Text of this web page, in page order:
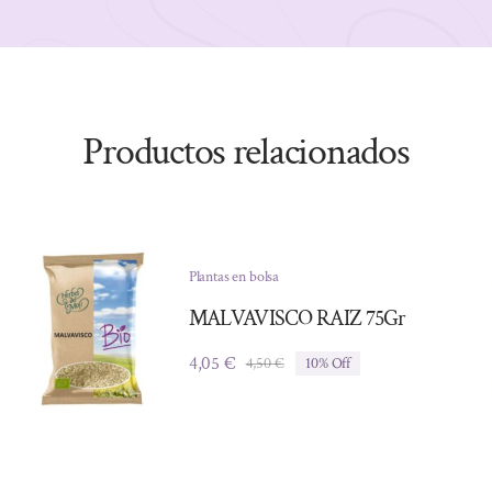
Productos relacionados
Plantas en bolsa
MALVAVISCO RAIZ 75Gr
4,50€El
4,05 €
El
10% Off